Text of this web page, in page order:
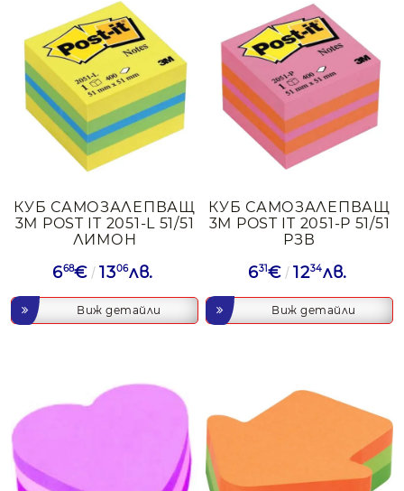
КУБ САМОЗАЛЕПВАЩ
3М POST IT 2051-L 51/51
ЛИМОН
668€ 1306лв.
Виж детайли
КУБ САМОЗАЛЕПВАЩ
3М POST IT 2051-P 51/51
РЗВ
631€ 1234лв.
Виж детайли